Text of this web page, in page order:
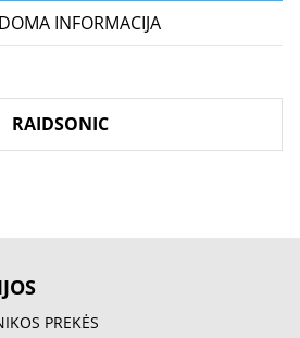
INFORMACIJA
RAIDSONIC
PREKĖS